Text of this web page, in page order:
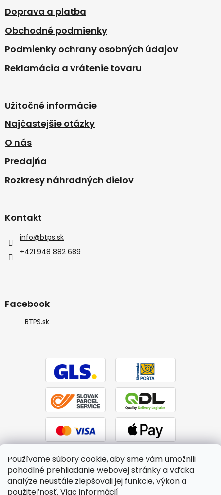
Používame súbory cookie, aby sme vám umožnili
pohodlné prehliadanie webovej stránky a vďaka
analýze neustále zlepšovali jej funkcie, výkon a
použiteľnosť. Viac informácií
eDoprava a platba
Obchodné podmienky
Podmienky ochrany osobných údajov
Reklamácia a vrátenie tovaru
Užitočné informácie
Najčastejšie otázky
O nás
Predajňa
Rozkresy náhradných dielov
Kontakt
info@btps.sk
+421 948 882 689
Facebook
BTPS.sk